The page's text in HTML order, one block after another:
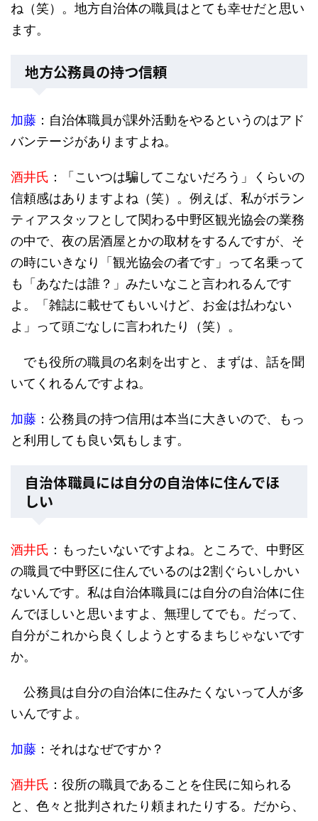
ね（笑）。地方自治体の職員はとても幸せだと思い
ます。
地方公務員の持つ信頼
加藤 ：自治体職員が課外活動をやるというのはアド
バンテージがありますよね。
酒井氏 ：「こいつは騙してこないだろう」くらいの
信頼感はありますよね（笑）。例えば、私がボラン
ティアスタッフとして関わる中野区観光協会の業務
の中で、夜の居酒屋とかの取材をするんですが、そ
の時にいきなり「観光協会の者です」って名乗って
も「あなたは誰？」みたいなこと言われるんです
よ。「雑誌に載せてもいいけど、お金は払わない
よ」って頭ごなしに言われたり（笑）。
でも役所の職員の名刺を出すと、まずは、話を聞
いてくれるんですよね。
加藤 ：公務員の持つ信用は本当に大きいので、もっ
と利用しても良い気もします。
自治体職員には自分の自治体に住んでほ
しい
酒井氏 ：もったいないですよね。ところで、中野区
の職員で中野区に住んでいるのは2割ぐらいしかい
ないんです。私は自治体職員には自分の自治体に住
んでほしいと思いますよ、無理してでも。だって、
自分がこれから良くしようとするまちじゃないです
か。
公務員は自分の自治体に住みたくないって人が多
いんですよ。
加藤 ：それはなぜですか？
酒井氏 ：役所の職員であることを住民に知られる
と、色々と批判されたり頼まれたりする。だから、